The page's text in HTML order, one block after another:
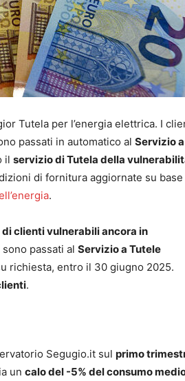
Tutela per l’energia elettrica. I
passati in automatico al Servizio a
il servizio di Tutela della
di fornitura aggiornate su base
.
clienti vulnerabili ancora in
sono passati al Servizio a Tutele
richiesta, entro il 30 giugno 2025.
.
Segugio.it sul primo
un calo del -5% del consumo